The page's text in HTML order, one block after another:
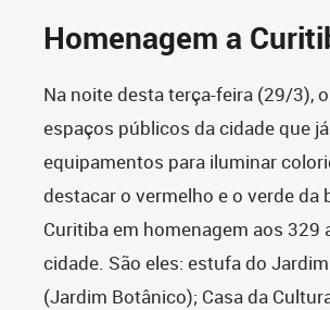
Homenagem a
Na noite desta terça-feira (29/3),
espaços públicos da cidade que
equipamentos para iluminar
destacar o vermelho e o verde da
Curitiba em homenagem aos 329
cidade. São eles: estufa do
(Jardim Botânico); Casa da